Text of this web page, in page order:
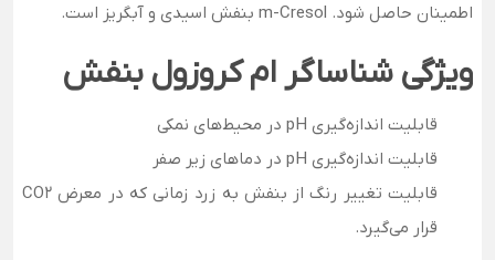
اطمینان حاصل شود. m-Cresol بنفش اسیدی و آبگریز است.
ویژگی شناساگر ام کروزول بنفش
قابلیت اندازه‌گیری pH در محیط‌های نمکی
قابلیت اندازه‌گیری pH در دماهای زیر صفر
قابلیت تغییر رنگ از بنفش به زرد زمانی که در معرض CO2
قرار می‌گیرد.